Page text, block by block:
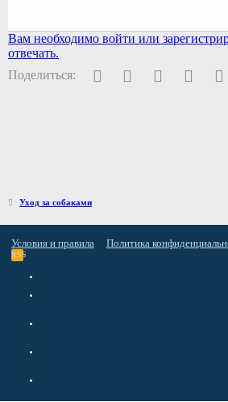
Вам необходимо войти или
отвечать.
Поделиться:
FacebookTwitter Pinterest
Уход за собаками
Условия и правила Политика
RSS